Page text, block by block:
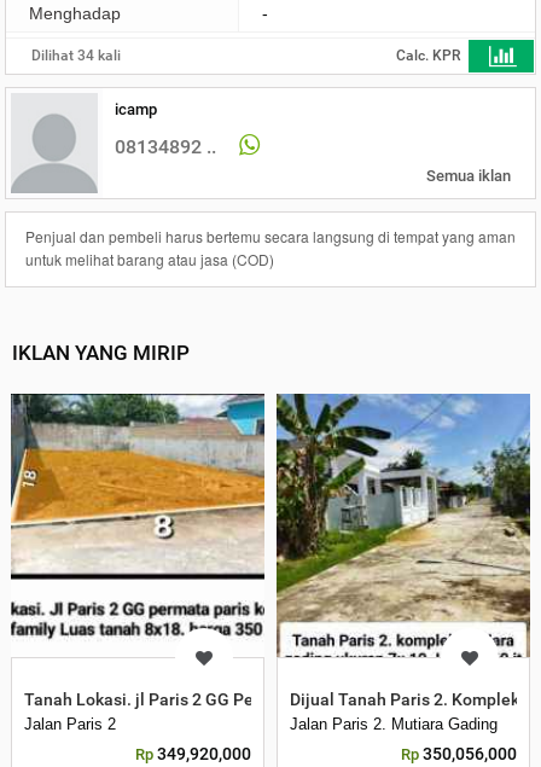
Menghadap
-
Dilihat 34 kali Calc. KPR
icamp
08134892 ..
Semua iklan
Penjual dan pembeli harus bertemu secara langsung di tempat yang aman
untuk melihat barang atau jasa (COD)
IKLAN YANG MIRIP
Tanah Lokasi. jl Paris 2 GG Permata Paris Komplek Permata Family
Jalan Paris 2
Rp 349,920,000
Dijual Tanah Paris 2. Komplek
Jalan Paris 2. Mutiara Gading
Rp 350,056,000